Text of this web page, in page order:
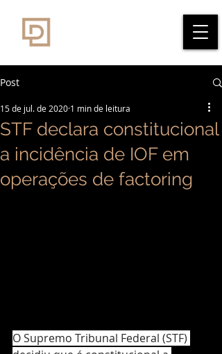
Post
STF declara constitucional
a incidência de IOF em
operações de factoring
15 de jul. de 2020 1 min de leitura
O Supremo Tribunal Federal (STF)